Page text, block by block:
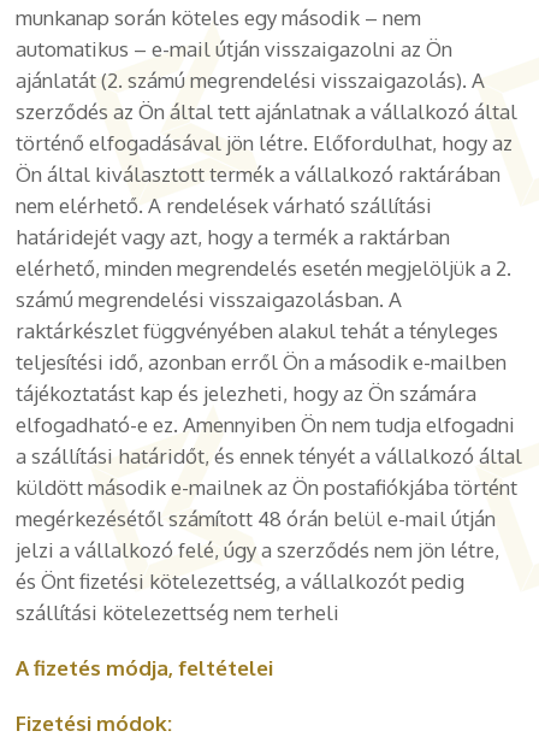
munkanap során köteles egy második – nem
automatikus – e-mail útján visszaigazolni az Ön
ajánlatát (2. számú megrendelési visszaigazolás). A
szerződés az Ön által tett ajánlatnak a vállalkozó által
történő elfogadásával jön létre. Előfordulhat, hogy az
Ön által kiválasztott termék a vállalkozó raktárában
nem elérhető. A rendelések várható szállítási
határidejét vagy azt, hogy a termék a raktárban
elérhető, minden megrendelés esetén megjelöljük a 2.
számú megrendelési visszaigazolásban. A
raktárkészlet függvényében alakul tehát a tényleges
teljesítési idő, azonban erről Ön a második e-mailben
tájékoztatást kap és jelezheti, hogy az Ön számára
elfogadható-e ez. Amennyiben Ön nem tudja elfogadni
a szállítási határidőt, és ennek tényét a vállalkozó által
küldött második e-mailnek az Ön postafiókjába történt
megérkezésétől számított 48 órán belül e-mail útján
jelzi a vállalkozó felé, úgy a szerződés nem jön létre,
és Önt fizetési kötelezettség, a vállalkozót pedig
szállítási kötelezettség nem terheli
A fizetés módja, feltételei
Fizetési módok: